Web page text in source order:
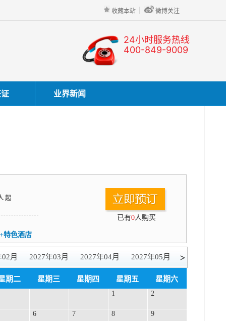
收藏本站 微博关注
24小时服务热线
400-849-9009
业界新闻
起
特色酒店
已有0人购买
月 2027年03月 2027年04月 2027年05月 >
期二 星期三 星期四 星期五 星期六
1 2
6 7 8 9